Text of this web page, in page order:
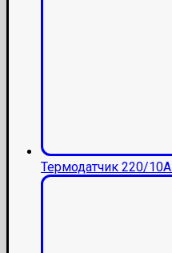
Термодатчик 220/10А